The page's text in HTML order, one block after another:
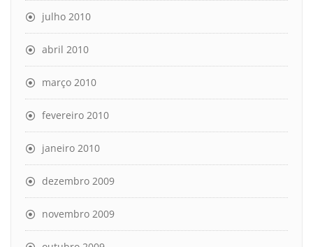
julho 2010
abril 2010
março 2010
fevereiro 2010
janeiro 2010
dezembro 2009
novembro 2009